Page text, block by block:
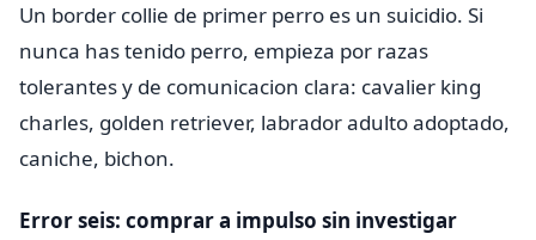
Un border collie de primer perro es un suicidio. Si
nunca has tenido perro, empieza por razas
tolerantes y de comunicacion clara: cavalier king
charles, golden retriever, labrador adulto adoptado,
caniche, bichon.
Error seis: comprar a impulso sin investigar